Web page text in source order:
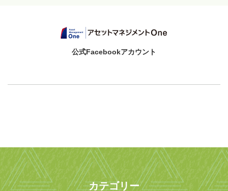
公式Facebookアカウント
カテゴリー